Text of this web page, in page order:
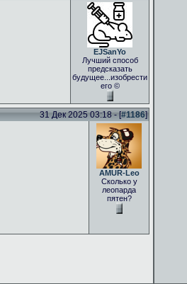
EJSanYo
Лучший способ
предсказать
будущее...изобрести
его ©
31 Дек 2025 03:18 - [#1186]
AMUR-Leo
Сколько у
леопарда
пятен?